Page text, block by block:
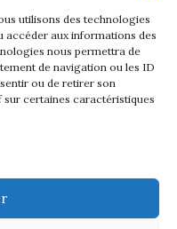
utilisons des technologies
aux informations des
nous permettra de
de navigation ou les ID
ou de retirer son
certaines caractéristiques